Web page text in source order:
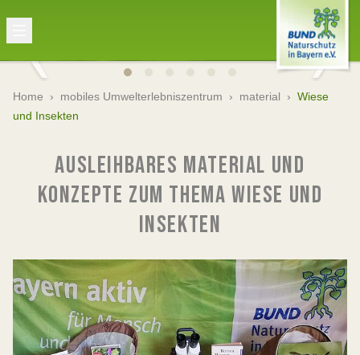
Home › mobiles Umwelterlebniszentrum › material › Wiese
und Insekten
AUSLEIHBARES MATERIAL UND
KONZEPTE ZUM THEMA WIESE UND
INSEKTEN